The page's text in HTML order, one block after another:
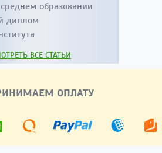
образовании
диплом
ВСЕ СТАТЬИ
ОПЛАТУ